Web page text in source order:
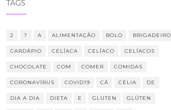
TAGS
2 ? A ALIMENTAÇÃO BOLO BRIGADEIRO
CARDÁPIO CELÍACA CELÍACO CELÍACOS
CHOCOLATE COM COMER COMIDAS
CORONAVÍRUS COVID19 CÁ CÉLIA DE
DIA A DIA DIETA E GLUTEN GLÚTEN